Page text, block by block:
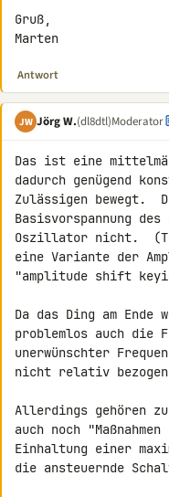
Gruß,
Marten
Antwort
JW Jörg W.(dl8dtl)Moderator
Das ist eine
dadurch genügend
Zulässigen bewegt.
Basisvorspannung
Oszillator nicht.
eine Variante der
"amplitude shift
Da das Ding am
problemlos auch die
unerwünschter
nicht relativ
Allerdings gehören zu
auch noch
Einhaltung einer
die ansteuernde